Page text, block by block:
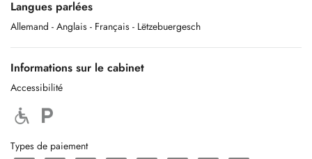
Langues parlées
Allemand - Anglais - Français - Lëtzebuergesch
Informations sur le cabinet
Accessibilité
Types de paiement